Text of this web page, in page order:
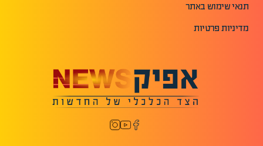
תנאי שימוש באתר
מדיניות פרטיות